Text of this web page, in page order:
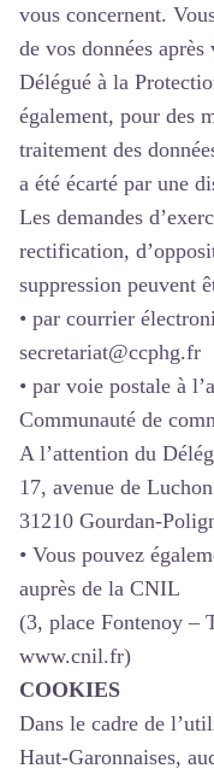
vous concernent.
de vos données après
Délégué à la
également, pour des
traitement des
a été écarté par une
Les demandes
rectification,
suppression peuvent
• par courrier
secretariat@ccphg.fr
• par voie postale à
Communauté de
A l’attention du
17, avenue de Luchon
31210 Gourdan-
• Vous pouvez
auprès de la CNIL
(3, place Fontenoy –
www.cnil.fr)
COOKIES
Dans le cadre de
Haut-Garonnaises,